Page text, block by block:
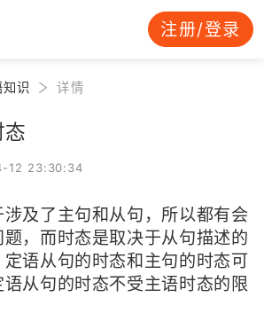
注册/登录
识 详情
态
12 23:30:34
及了主句和从句，所以都有会
，而时态是取决于从句描述的
语从句的时态和主句的时态可
从句的时态不受主语时态的限